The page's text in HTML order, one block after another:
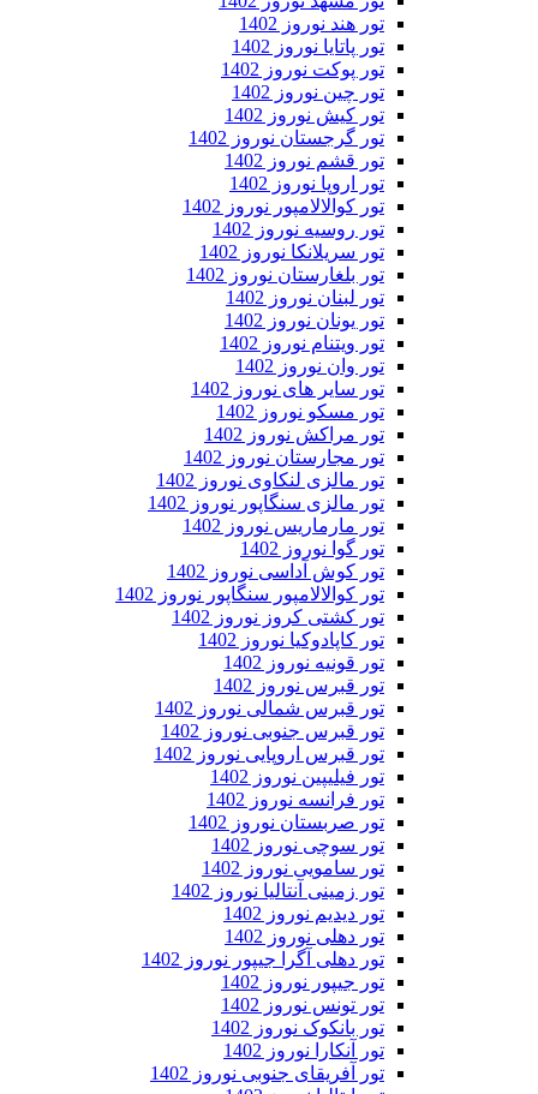
تور هند نوروز 1402
تور پاتایا نوروز 1402
تور پوکت نوروز 1402
تور چین نوروز 1402
تور کیش نوروز 1402
تور گرجستان نوروز 1402
تور قشم نوروز 1402
تور اروپا نوروز 1402
تور کوالالامپور نوروز 1402
تور روسیه نوروز 1402
تور سریلانکا نوروز 1402
تور بلغارستان نوروز 1402
تور لبنان نوروز 1402
تور یونان نوروز 1402
تور ویتنام نوروز 1402
تور وان نوروز 1402
تور سایر های نوروز 1402
تور مسکو نوروز 1402
تور مراکش نوروز 1402
تور مجارستان نوروز 1402
تور مالزی لنکاوی نوروز 1402
تور مالزی سنگاپور نوروز 1402
تور مارماریس نوروز 1402
تور گوا نوروز 1402
تور کوش آداسی نوروز 1402
تور کوالالامپور سنگاپور نوروز 1402
تور کشتی کروز نوروز 1402
تور کاپادوکیا نوروز 1402
تور قونیه نوروز 1402
تور قبرس نوروز 1402
تور قبرس شمالی نوروز 1402
تور قبرس جنوبی نوروز 1402
تور قبرس اروپایی نوروز 1402
تور فیلیپین نوروز 1402
تور فرانسه نوروز 1402
تور صربستان نوروز 1402
تور سوچی نوروز 1402
تور سامویی نوروز 1402
تور زمینی آنتالیا نوروز 1402
تور دیدیم نوروز 1402
تور دهلی نوروز 1402
تور دهلی آگرا جیپور نوروز 1402
تور جیپور نوروز 1402
تور تونس نوروز 1402
تور بانکوک نوروز 1402
تور آنکارا نوروز 1402
تور آفریقای جنوبی نوروز 1402